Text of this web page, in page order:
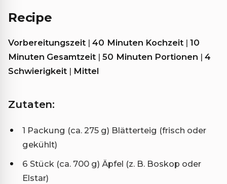
Recipe
Vorbereitungszeit | 40 Minuten Kochzeit | 10
Minuten Gesamtzeit | 50 Minuten Portionen | 4
Schwierigkeit | Mittel
Zutaten:
1 Packung (ca. 275 g) Blätterteig (frisch oder
gekühlt)
6 Stück (ca. 700 g) Äpfel (z. B. Boskop oder
Elstar)